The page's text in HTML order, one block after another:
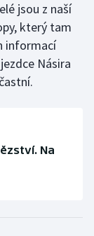
jsou z naší
který tam
informací
Násira
Na